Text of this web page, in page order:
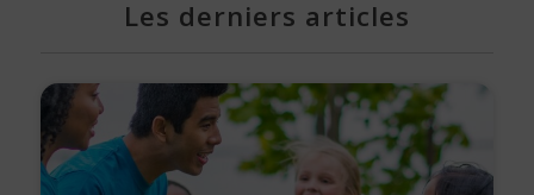
Les derniers articles